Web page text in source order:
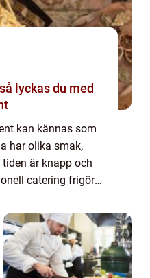
kan kännas som
har olika smak,
är knapp och
catering frigör
stad som